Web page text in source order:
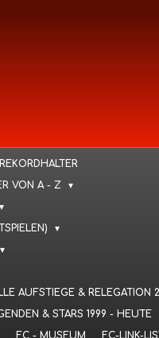
VON A - Z
AUFSTIEGE & RELEGATION
& STARS 1999 - HEUTE
FC - MUSEUM
FC-LINK-